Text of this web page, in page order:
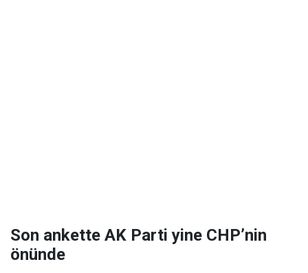
Son ankette AK Parti yine CHP’nin
önünde